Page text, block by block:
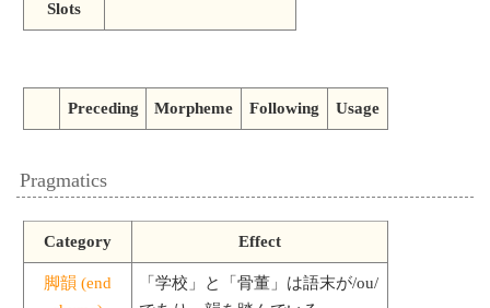
Slots
Preceding Morpheme Following Usage
Pragmatics
Category Effect
脚韻 (end
「学校」と「骨董」は語末が/ou/